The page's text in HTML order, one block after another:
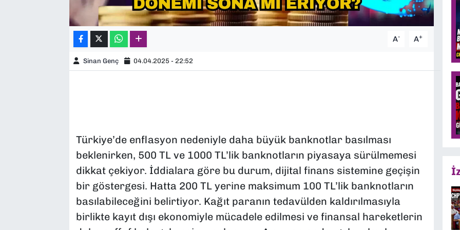
A- A+
Sinan Genç 04.04.2025 - 22:52
Türkiye’de enflasyon nedeniyle daha büyük banknotlar basılması
beklenirken, 500 TL ve 1000 TL’lik banknotların piyasaya sürülmemesi
dikkat çekiyor. İddialara göre bu durum, dijital finans sistemine geçişin
bir göstergesi. Hatta 200 TL yerine maksimum 100 TL’lik banknotların
basılabileceğini belirtiyor. Kağıt paranın tedavülden kaldırılmasıyla
birlikte kayıt dışı ekonomiyle mücadele edilmesi ve finansal hareketlerin